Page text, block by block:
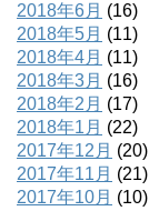
2018年6月 (16)
2018年5月 (11)
2018年4月 (11)
2018年3月 (16)
2018年2月 (17)
2018年1月 (22)
2017年12月 (20)
2017年11月 (21)
2017年10月 (10)